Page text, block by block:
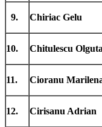
9. Chiriac Gelu
10. Chitulescu Olguta
11. Cioranu
12. Cirisanu Adrian